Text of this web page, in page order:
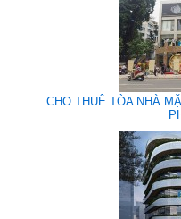
CHO THUÊ TÒA NHÀ